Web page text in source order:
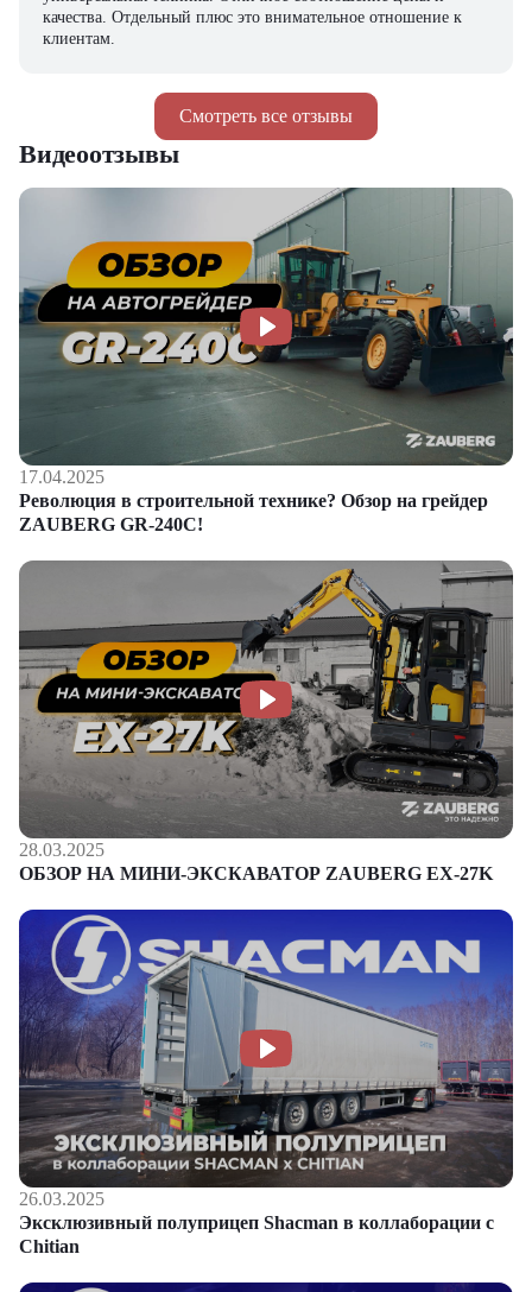
Смотреть все отзывы
качества. Отдельный плюс это внимательное отношение к
клиентам.
Видеоотзывы
17.04.2025
Революция в строительной технике? Обзор на грейдер
ZAUBERG GR-240C!
28.03.2025
ОБЗОР НА МИНИ-ЭКСКАВАТОР ZAUBERG EX-27K
26.03.2025
Эксклюзивный полуприцеп Shacman в коллаборации с
Chitian